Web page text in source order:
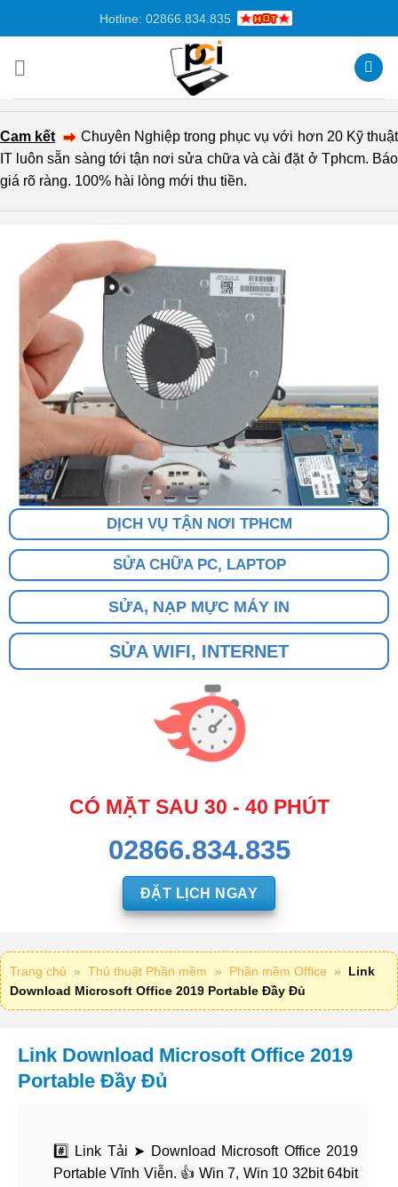
dung
Hotline: 02866.834.835
Cam kết
Chuyên Nghiệp trong phục vụ với hơn 20 Kỹ thuật
IT luôn sẵn sàng tới tận nơi sửa chữa và cài đặt ở Tphcm. Báo
giá rõ ràng. 100% hài lòng mới thu tiền.
DỊCH VỤ TẬN NƠI TPHCM
SỬA CHỮA PC, LAPTOP
SỬA, NẠP MỰC MÁY IN
SỬA WIFI, INTERNET
CÓ MẶT SAU 30 - 40 PHÚT
02866.834.835
ĐẶT LỊCH NGAY
Trang chủ » Thủ thuật Phần mềm » Phần mềm Office »
Link
Download Microsoft Office 2019 Portable Đầy Đủ
Link Download Microsoft Office 2019
Portable Đầy Đủ
#️⃣ Link Tải ➤ Download Microsoft Office 2019
Portable Vĩnh Viễn. 👍 Win 7, Win 10 32bit 64bit